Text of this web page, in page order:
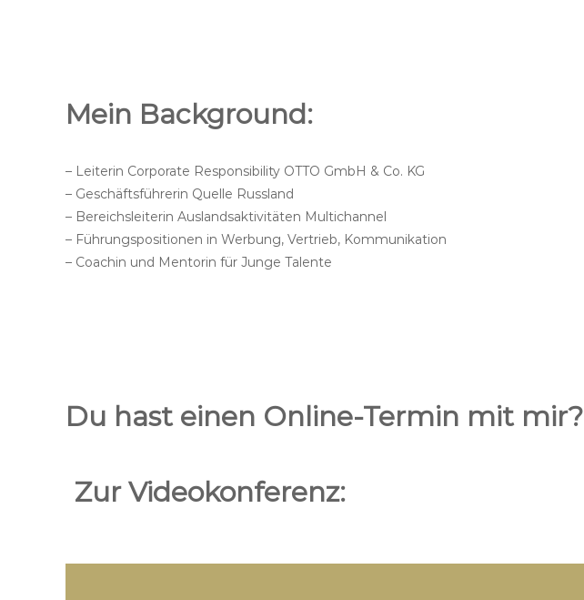
Mein Background:
– Leiterin Corporate Responsibility OTTO GmbH & Co. KG
– Geschäftsführerin Quelle Russland
– Bereichsleiterin Auslandsaktivitäten Multichannel
– Führungspositionen in Werbung, Vertrieb, Kommunikation
– Coachin und Mentorin für Junge Talente
Du hast einen Online-Termin mit mir?
Zur Videokonferenz: